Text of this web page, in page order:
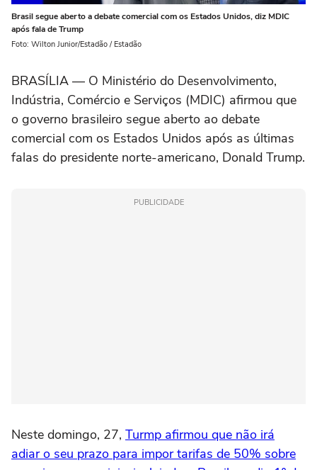
Brasil segue aberto a debate comercial com os Estados Unidos, diz MDIC
após fala de Trump
Foto: Wilton Junior/Estadão / Estadão
BRASÍLIA — O Ministério do Desenvolvimento,
Indústria, Comércio e Serviços (MDIC) afirmou que
o governo brasileiro segue aberto ao debate
comercial com os Estados Unidos após as últimas
falas do presidente norte-americano, Donald Trump.
PUBLICIDADE
Neste domingo, 27, Turmp afirmou que não irá
adiar o seu prazo para impor tarifas de 50% sobre